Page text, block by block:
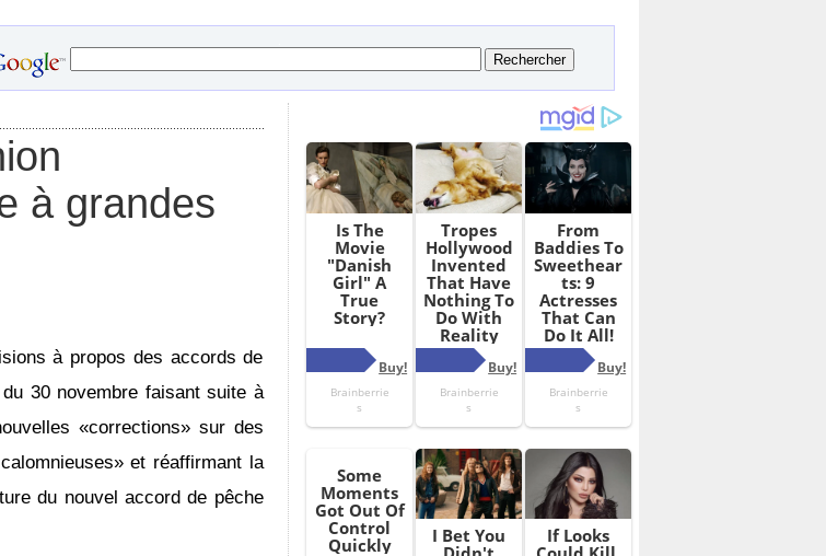
à grandes
à propos des accords de
30 novembre faisant suite à
«corrections» sur des
et réaffirmant la
du nouvel accord de pêche